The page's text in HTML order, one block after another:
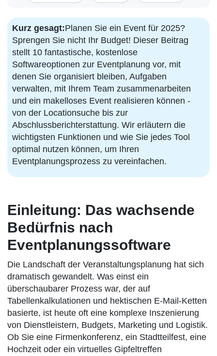
Kurz gesagt:Planen Sie ein Event für 2025?
Sprengen Sie nicht Ihr Budget! Dieser Beitrag
stellt 10 fantastische, kostenlose
Softwareoptionen zur Eventplanung vor, mit
denen Sie organisiert bleiben, Aufgaben
verwalten, mit Ihrem Team zusammenarbeiten
und ein makelloses Event realisieren können -
von der Locationsuche bis zur
Abschlussberichterstattung. Wir erläutern die
wichtigsten Funktionen und wie Sie jedes Tool
optimal nutzen können, um Ihren
Eventplanungsprozess zu vereinfachen.
Einleitung: Das wachsende
Bedürfnis nach
Eventplanungssoftware
Die Landschaft der Veranstaltungsplanung hat sich
dramatisch gewandelt. Was einst ein
überschaubarer Prozess war, der auf
Tabellenkalkulationen und hektischen E-Mail-Ketten
basierte, ist heute oft eine komplexe Inszenierung
von Dienstleistern, Budgets, Marketing und Logistik.
Ob Sie eine Firmenkonferenz, ein Stadtteilfest, eine
Hochzeit oder ein virtuelles Gipfeltreffen